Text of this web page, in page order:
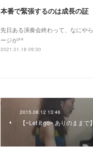
本番で緊張するのは成長の証
先日ある演奏会終わって、なにや
ージが^^
2021.01.18 09:30
2015.08.12 13:46
【~Let it go~ ありのままで